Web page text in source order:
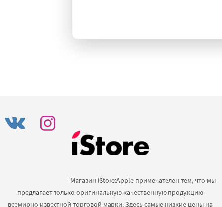
предлагает только оригинальную качественную продукцию
всемирно известной торговой марки. Здесь самые низкие цены на